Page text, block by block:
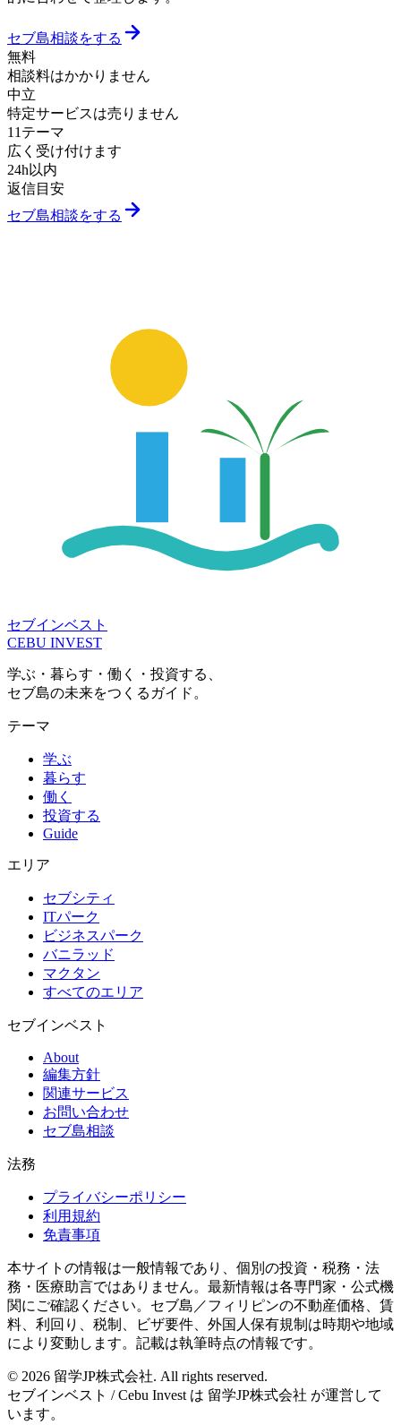
セブ島相談をする
無料
相談料はかかりません
中立
特定サービスは売りません
11テーマ
広く受け付けます
24h以内
返信目安
セブ島相談をする
セブインベスト
CEBU INVEST
学ぶ・暮らす・働く・投資する、
セブ島の未来をつくるガイド。
テーマ
学ぶ
暮らす
働く
投資する
Guide
エリア
セブシティ
ITパーク
ビジネスパーク
バニラッド
マクタン
すべてのエリア
セブインベスト
About
編集方針
関連サービス
お問い合わせ
セブ島相談
法務
プライバシーポリシー
利用規約
免責事項
本サイトの情報は一般情報であり、個別の投資・税務・法
務・医療助言ではありません。最新情報は各専門家・公式機
関にご確認ください。セブ島／フィリピンの不動産価格、賃
料、利回り、税制、ビザ要件、外国人保有規制は時期や地域
により変動します。記載は執筆時点の情報です。
© 2026 留学JP株式会社. All rights reserved.
セブインベスト / Cebu Invest は 留学JP株式会社 が運営して
います。